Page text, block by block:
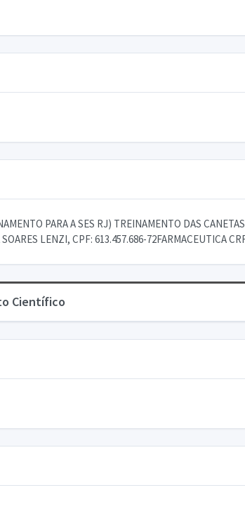
PARA A SES RJ) TREINAMENTO DAS
LENZI, CPF: 613.457.686-72FARMACEUTICA
Científico